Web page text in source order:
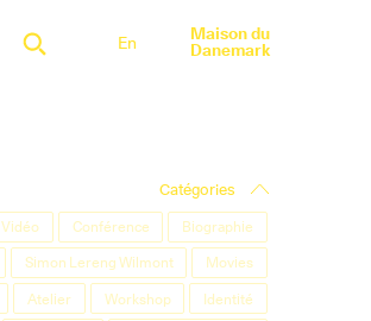
En Maison du
Danemark
Catégories
Vidéo Conférence
Biographie
Simon Lereng Wilmont
Movies
Atelier Workshop
Identité